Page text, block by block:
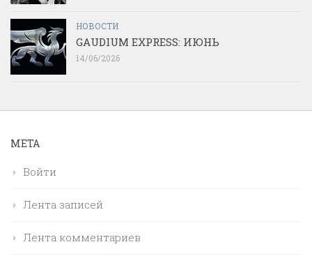
НОВОСТИ
GAUDIUM EXPRESS: ИЮНЬ
14/06/2026
МЕТА
Войти
Лента записей
Лента комментариев